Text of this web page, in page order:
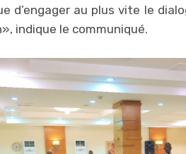
d’engager au plus vite le
indique le communiqué.